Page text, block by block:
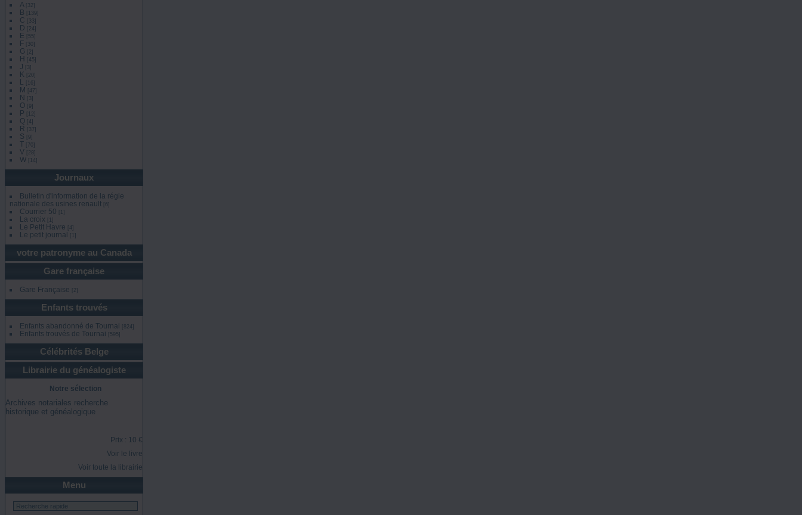
A [32]
B [139]
C [33]
D [24]
E [55]
F [30]
G [2]
H [45]
J [3]
K [20]
L [16]
M [47]
N [3]
O [9]
P [12]
Q [4]
R [37]
S [9]
T [70]
V [28]
W [14]
Journaux
Bulletin d'information de la régie
nationale des usines renault [6]
Courrier 50 [1]
La croix [1]
Le Petit Havre [4]
Le petit journal [1]
votre patronyme au Canada
Gare française
Gare Française [2]
Enfants trouvés
Enfants abandonné de Tournai [824]
Enfants trouvés de Tournai [595]
Célébrités Belge
Librairie du généalogiste
Notre sélection
Archives notariales recherche
historique et généalogique
Prix : 10 €
Voir le livre
Voir toute la librairie
Menu